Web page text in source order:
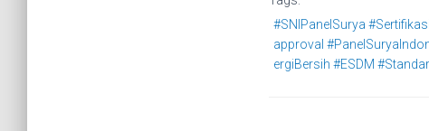
#SNIPanelSurya
approval
ergiBersih #ESDM